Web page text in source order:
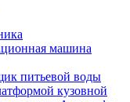
машина
питьевой воды
кузовной